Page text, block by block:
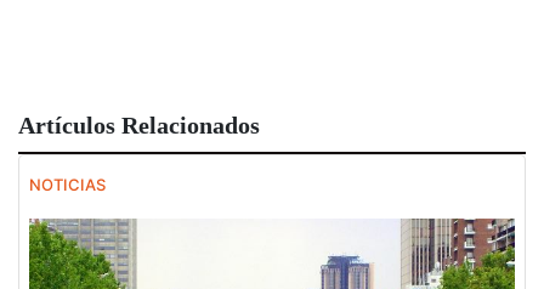
Artículos Relacionados
NOTICIAS